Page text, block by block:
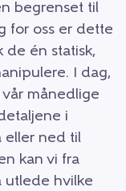
begrenset til
for oss er dette
de én statisk,
I dag,
månedlige
i
eller ned til
kan vi fra
utlede hvilke